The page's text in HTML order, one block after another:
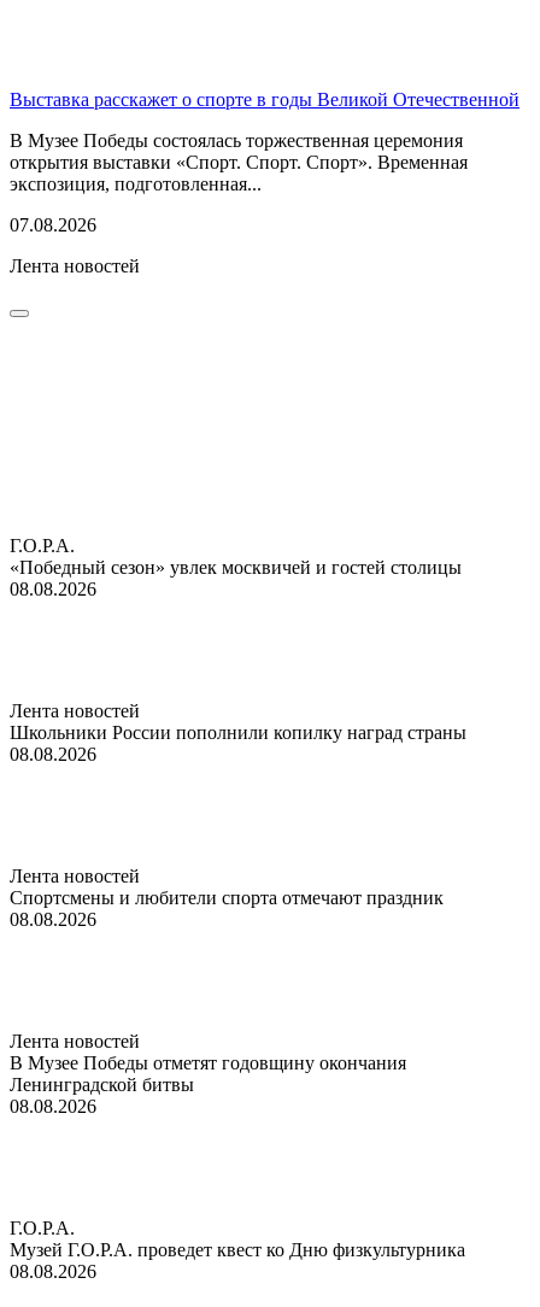
Выставка расскажет о спорте в годы Великой Отечественной
В Музее Победы состоялась торжественная церемония
открытия выставки «Спорт. Спорт. Спорт». Временная
экспозиция, подготовленная...
07.08.2026
Лента новостей
Г.О.Р.А.
«Победный сезон» увлек москвичей и гостей столицы
08.08.2026
Лента новостей
Школьники России пополнили копилку наград страны
08.08.2026
Лента новостей
Спортсмены и любители спорта отмечают праздник
08.08.2026
Лента новостей
В Музее Победы отметят годовщину окончания
Ленинградской битвы
08.08.2026
Г.О.Р.А.
Музей Г.О.Р.А. проведет квест ко Дню физкультурника
08.08.2026